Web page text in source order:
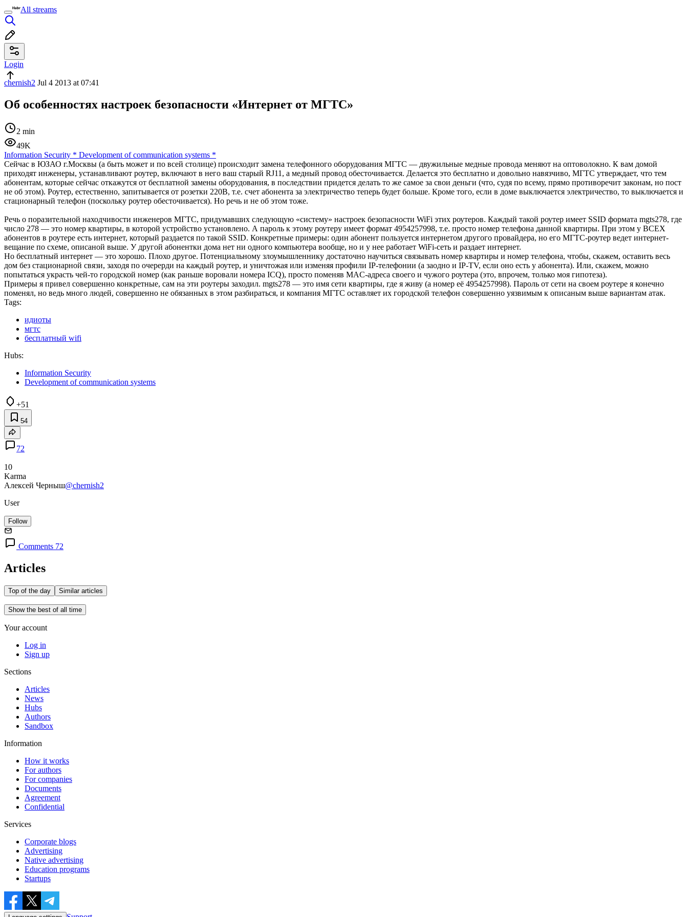
All streams
Login
chernish2 Jul 4 2013 at 07:41
Об особенностях настроек безопасности «Интернет от МГТС»
2 min
49K
Information Security * Development of communication systems *
Сейчас в ЮЗАО г.Москвы (а быть может и по всей столице) происходит замена телефонного оборудования МГТС — двужильные медные провода меняют на оптоволокно. К вам домой
приходят инженеры, устанавливают роутер, включают в него ваш старый RJ11, а медный провод обесточивается. Делается это бесплатно и довольно навязчиво, МГТС утверждает, что тем
абонентам, которые сейчас откажутся от бесплатной замены оборудования, в последствии придется делать то же самое за свои деньги (что, судя по всему, прямо противоречит законам, но пост
не об этом). Роутер, естественно, запитывается от розетки 220В, т.е. счет абонента за электричество теперь будет больше. Кроме того, если в доме выключается электричество, то выключается и
стационарный телефон (поскольку роутер обесточивается). Но речь и не об этом тоже.
Речь о поразительной находчивости инженеров МГТС, придумавших следующую «систему» настроек безопасности WiFi этих роутеров. Каждый такой роутер имеет SSID формата mgts278, где
число 278 — это номер квартиры, в которой устройство установлено. А пароль к этому роутеру имеет формат 4954257998, т.е. просто номер телефона данной квартиры. При этом у ВСЕХ
абонентов в роутере есть интернет, который раздается по такой SSID. Конкретные примеры: один абонент пользуется интернетом другого провайдера, но его МГТС-роутер ведет интернет-
вещание по схеме, описаной выше. У другой абонентки дома нет ни одного компьютера вообще, но и у нее работает WiFi-сеть и раздает интернет.
Но бесплатный интернет — это хорошо. Плохо другое. Потенциальному злоумышленнику достаточно научиться связывать номер квартиры и номер телефона, чтобы, скажем, оставить весь
дом без стационарной связи, заходя по очерерди на каждый роутер, и уничтожая или изменяя профили IP-телефонии (а заодно и IP-TV, если оно есть у абонента). Или, скажем, можно
попытаться украсть чей-то городской номер (как раньше воровали номера ICQ), просто поменяв MAC-адреса своего и чужого роутера (это, впрочем, только моя гипотеза).
Примеры я привел совершенно конкретные, сам на эти роутеры заходил. mgts278 — это имя сети квартиры, где я живу (а номер её 4954257998). Пароль от сети на своем роутере я конечно
поменял, но ведь много людей, совершенно не обязанных в этом разбираться, и компания МГТС оставляет их городской телефон совершенно уязвимым к описаным выше вариантам атак.
Tags:
идиоты
мгтс
бесплатный wifi
Hubs:
Information Security
Development of communication systems
+51
54
72
10
Karma
Алексей Черныш@chernish2
User
Follow
Comments 72
Articles
Top of the day Similar articles
Show the best of all time
Your account
Log in
Sign up
Sections
Articles
News
Hubs
Authors
Sandbox
Information
How it works
For authors
For companies
Documents
Agreement
Confidential
Services
Corporate blogs
Advertising
Native advertising
Education programs
Startups